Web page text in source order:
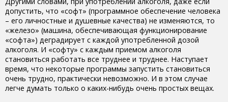
допустить, что «софт» (программное обеспечение человека
– его личностные и душевные качества) не изменяются, то
«железо» (машина, обеспечивающая функционирование
«софта») деградирует с каждой употребленной дозой
алкоголя. И «софту» с каждым приемом алкоголя
становиться работать все труднее и труднее. Наступает
время, что некоторые программы запустить становиться
очень трудно, практически невозможно. И в этом случае
легче думать только о каких-нибудь очень простых вещах.